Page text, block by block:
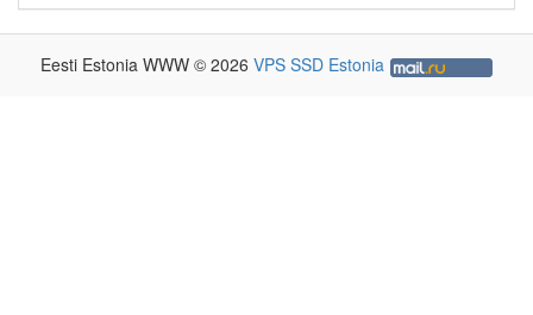
Eesti Estonia WWW © 2026 VPS SSD Estonia